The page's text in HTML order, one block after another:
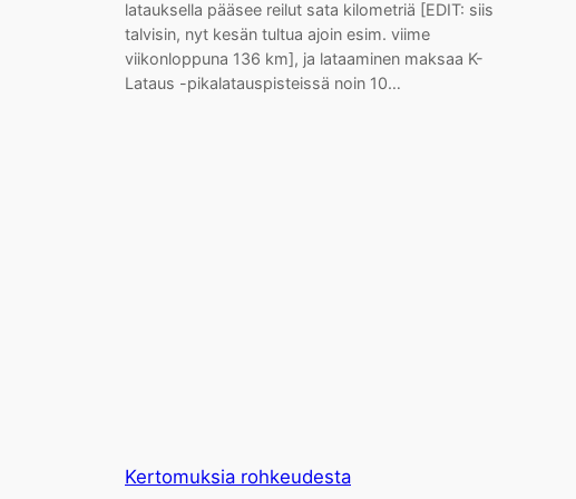
latauksella pääsee reilut sata kilometriä [EDIT: siis
talvisin, nyt kesän tultua ajoin esim. viime
viikonloppuna 136 km], ja lataaminen maksaa K-
Lataus -pikalatauspisteissä noin 10…
Kertomuksia rohkeudesta